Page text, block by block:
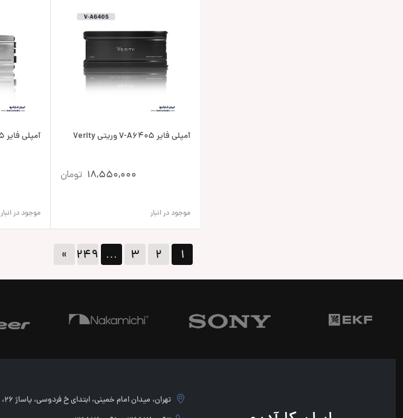
آمپلی فایر V-A6405 وریتی Verity
18,550,000 تومان
موجود در انبار
آمپلی فایر V-A6305 وریتی Verity
موجود در انبار
۱ ۲ ۳ … ۲۴۹ »
تهران، میدان امام خمینی، ابتدای خ فردوسی، پاساژ 26، طبقه اول، پلاک 102.